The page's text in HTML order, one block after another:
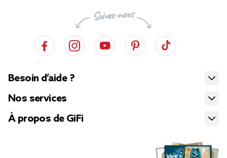
Besoin d’aide ?
Nos services
À propos de GiFi